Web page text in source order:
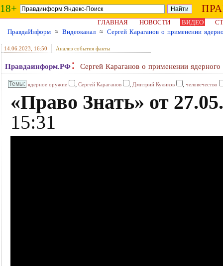
18+
ГЛАВНАЯ НОВОСТИ ВИДЕО
ПравдаИнформ ≈ Видеоканал ≈ Сергей Караганов о применении
14.06.2023 , 16:50 Анализ события факты
Правдаинформ.РФ: Сергей Караганов о применении
ядерное оружие , Сергей Караганов , Дмитрий Куликов , человечество
«Право Знать» от
15:31